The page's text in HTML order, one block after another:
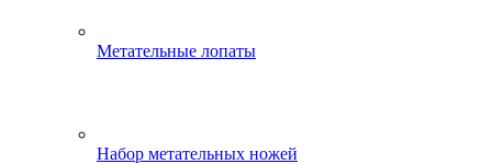
Метательные лопаты
Набор метательных ножей